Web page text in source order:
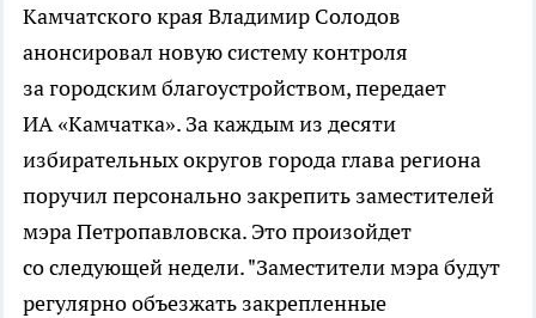
Камчатского края Владимир Солодов
анонсировал новую систему контроля
за городским благоустройством, передает
ИА «Камчатка». За каждым из десяти
избирательных округов города глава региона
поручил персонально закрепить заместителей
мэра Петропавловска. Это произойдет
со следующей недели. "Заместители мэра будут
регулярно объезжать закрепленные